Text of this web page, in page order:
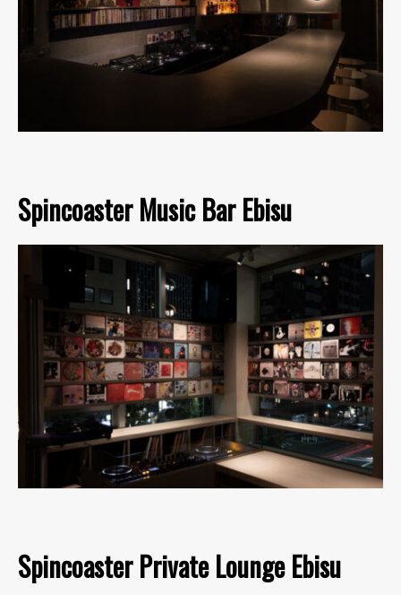
Spincoaster Music Bar Ebisu
Spincoaster Private Lounge Ebisu